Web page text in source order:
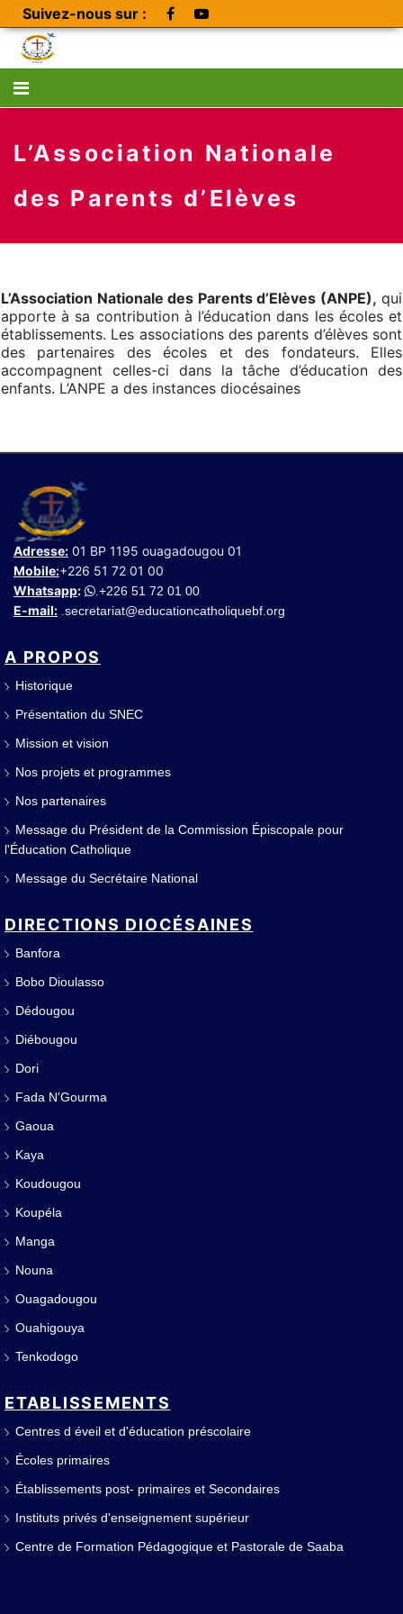
Suivez-nous sur :
L’Association Nationale
des Parents d’Elèves
L’Association Nationale des Parents d’Elèves (ANPE), qui
apporte à sa contribution à l’éducation dans les écoles et
établissements. Les associations des parents d’élèves sont
des partenaires des écoles et des fondateurs. Elles
accompagnent celles-ci dans la tâche d’éducation des
enfants. L’ANPE a des instances diocésaines
Adresse: 01 BP 1195 ouagadougou 01
Mobile:+226 51 72 01 00
Whatsapp: +226 51 72 01 00
E-mail: secretariat@educationcatholiquebf.org
A PROPOS
Historique
Présentation du SNEC
Mission et vision
Nos projets et programmes
Nos partenaires
Message du Président de la Commission Épiscopale pour
l'Éducation Catholique
Message du Secrétaire National
DIRECTIONS DIOCÉSAINES
Banfora
Bobo Dioulasso
Dédougou
Diébougou
Dori
Fada N'Gourma
Gaoua
Kaya
Koudougou
Koupéla
Manga
Nouna
Ouagadougou
Ouahigouya
Tenkodogo
ETABLISSEMENTS
Centres d éveil et d'éducation préscolaire
Écoles primaires
Établissements post- primaires et Secondaires
Instituts privés d'enseignement supérieur
Centre de Formation Pédagogique et Pastorale de Saaba